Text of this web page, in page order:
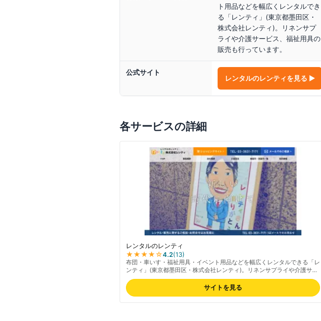
ト用品などを幅広くレンタルでき
る「レンティ」(東京都墨田区・
株式会社レンティ)。リネンサプ
ライや介護サービス、福祉用具の
販売も行っています。
公式サイト
レンタルのレンティを見る ▶
各サービスの詳細
レンタルのレンティ
★★★★☆4.2(13)
布団・車いす・福祉用具・イベント用品などを幅広くレンタルできる「レ
ンティ」(東京都墨田区・株式会社レンティ)。リネンサプライや介護サー
ビス、福祉用具の販売も行っています。
サイトを見る